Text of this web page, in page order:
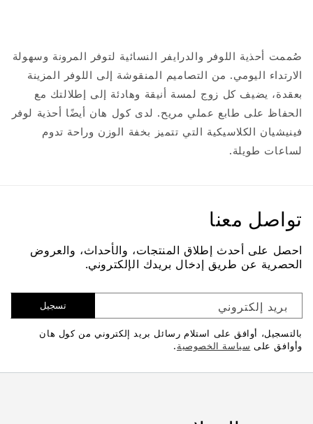
صُممت أحذية اللوفر والدرایفر النسائية لتوفر المرونة وسهولة
الارتداء اليومي. من التصاميم المنقوشة إلى اللوفر المزينة
بعقدة، يضيف كل زوج لمسة أنيقة وهادئة إلى إطلالتك مع
الحفاظ على طابع عملي مريح. لدى كول هان أيضًا أحذية لوفر
فينيشيان الكلاسيكية التي تتميز بخفة الوزن وراحة تدوم
لساعات طويلة.
تواصل معنا
احصل على أحدث إطلاق المنتجات، والأحداث، والعروض
الحصرية عن طريق إدخال بريدك الإلكتروني.
بريد إلكتروني تسجيل
بالتسجيل، أوافق على استلام رسائل بريد إلكتروني من كول هان
وأوافق على سياسة الخصوصية .